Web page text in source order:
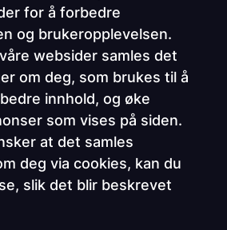
for å forbedre
og brukeropplevelsen.
websider samles det
om deg, som brukes til å
innhold, og øke
som vises på siden.
at det samles
deg via cookies, kan du
slik det blir beskrevet